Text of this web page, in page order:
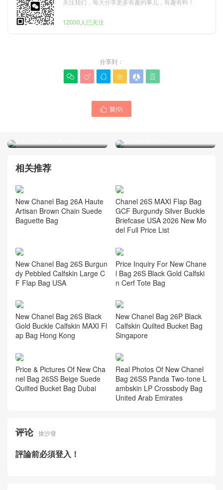
关注我们，每天分享更多有趣的事儿，有趣有料！
12000人已关注
分享到：
     
 贊(0)
Taiwan Chanel女包專櫃
相关推荐
New Chanel Bag 26A Haute
Artisan Brown Chain Suede
Baguette Bag
Chanel 26S MAXI Flap Bag
GCF Burgundy Silver Buckle
Briefcase USA 2026 New Mo
del Full Price List
New Chanel Bag 26S Burgun
dy Pebbled Calfskin Large C
F Flap Bag USA
Price Inquiry For New Chane
l Bag 26S Black Gold Calfski
n Cerf Tote Bag
New Chanel Bag 26S Black
Gold Buckle Calfskin MAXI Fl
ap Bag Hong Kong
New Chanel Bag 26P Black
Calfskin Quilted Bucket Bag
Singapore
Price & Pictures Of New Cha
nel Bag 26SS Beige Suede
Quilted Bucket Bag Dubai
Real Photos Of New Chanel
Bag 26SS Panda Two-tone L
ambskin LP Crossbody Bag
United Arab Emirates
评论 搶沙發
評論前必須登入！